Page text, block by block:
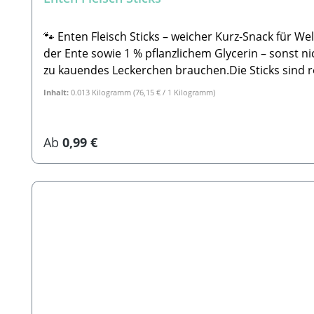
🐾 Enten Fleisch Sticks – weicher Kurz-Snack für
der Ente sowie 1 % pflanzlichem Glycerin – sonst
zu kauendes Leckerchen brauchen.Die Sticks
Zähnen.Ein purer Snack mit viel Geschmack –
0,6% Feuchtigkeit:
Inhalt: 0.013 Kilogramm (76,15 € / 1 Kilogramm)
Regulärer Preis:
Ab 0,99 €